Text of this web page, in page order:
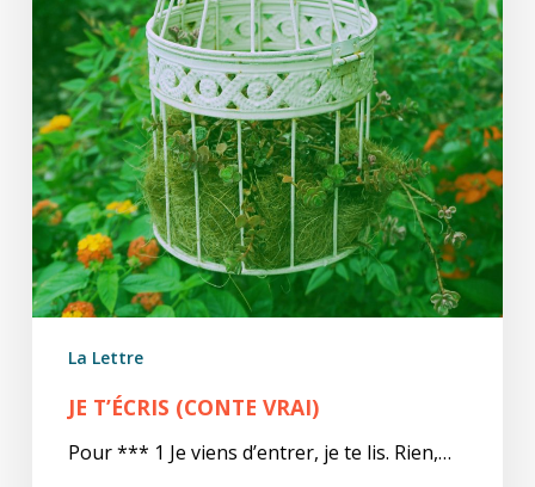
La Lettre
JE T’ÉCRIS (CONTE VRAI)
Pour *** 1 Je viens d’entrer, je te lis. Rien,…